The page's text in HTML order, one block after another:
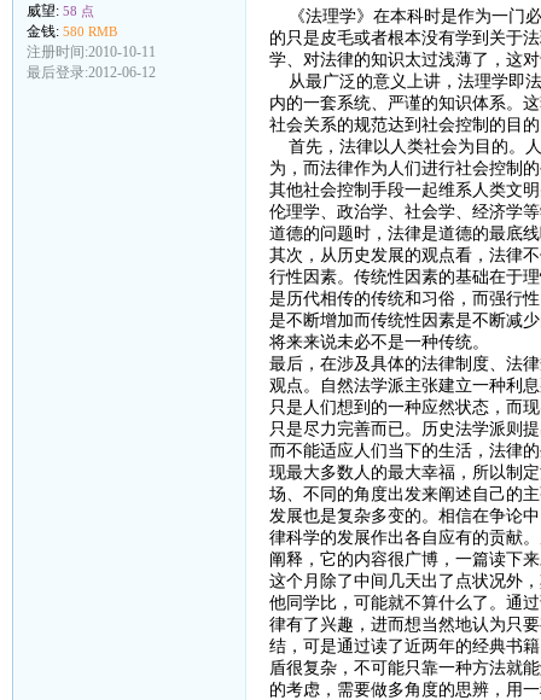
威望: 58 点
金钱: 580 RMB
注册时间:2010-10-11
最后登录:2012-06-12
《法理学》在本科时是作为一门
的只是皮毛或者根本没有学到关于
学、对法律的知识太过浅薄了，这
从最广泛的意义上讲，法理学即
内的一套系统、严谨的知识体系。
社会关系的规范达到社会控制的目
首先，法律以人类社会为目的。
为，而法律作为人们进行社会控制
其他社会控制手段一起维系人类文
伦理学、政治学、社会学、经济学
道德的问题时，法律是道德的最底
其次，从历史发展的观点看，法律
行性因素。传统性因素的基础在于
是历代相传的传统和习俗，而强行
是不断增加而传统性因素是不断减
将来来说未必不是一种传统。
最后，在涉及具体的法律制度、法
观点。自然法学派主张建立一种利
只是人们想到的一种应然状态，而
只是尽力完善而已。历史法学派则
而不能适应人们当下的生活，法律
现最大多数人的最大幸福，所以制
场、不同的角度出发来阐述自己的
发展也是复杂多变的。相信在争论
律科学的发展作出各自应有的贡献
阐释，它的内容很广博，一篇读下
这个月除了中间几天出了点状况外
他同学比，可能就不算什么了。通
律有了兴趣，进而想当然地认为只
结，可是通过读了近两年的经典书
盾很复杂，不可能只靠一种方法就
的考虑，需要做多角度的思辨，用